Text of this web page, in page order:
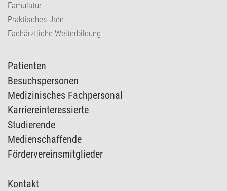
Famulatur
Praktisches Jahr
Fachärztliche Weiterbildung
Patienten
Besuchspersonen
Medizinisches Fachpersonal
Karriereinteressierte
Studierende
Medienschaffende
Fördervereinsmitglieder
Kontakt